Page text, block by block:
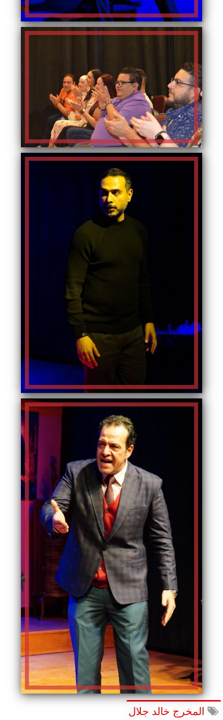
المخرج خالد جلال